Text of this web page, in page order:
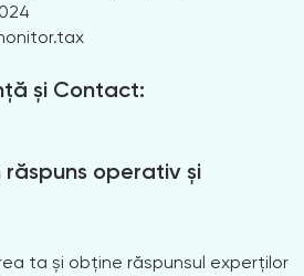
și Contact:
operativ și
ta și obține răspunsul experților